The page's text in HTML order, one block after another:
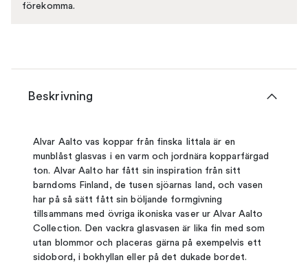
förekomma.
Beskrivning
Alvar Aalto vas koppar från finska Iittala är en
munblåst glasvas i en varm och jordnära kopparfärgad
ton. Alvar Aalto har fått sin inspiration från sitt
barndoms Finland, de tusen sjöarnas land, och vasen
har på så sätt fått sin böljande formgivning
tillsammans med övriga ikoniska vaser ur Alvar Aalto
Collection. Den vackra glasvasen är lika fin med som
utan blommor och placeras gärna på exempelvis ett
sidobord, i bokhyllan eller på det dukade bordet.